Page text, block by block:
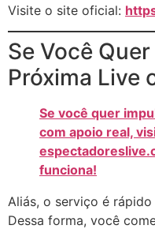
Visite o site oficial:
Se Você
Próxima Live
Se você quer
com apoio real,
funciona!
Aliás, o serviço é rápido
Dessa forma, você